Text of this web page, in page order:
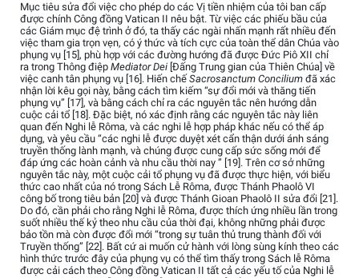
Mục tiêu sửa đổi việc cho phép do các Vị tiền nhiệm của tôi ban cấp
được chính Công đồng Vatican II nêu bật. Từ việc các phiếu bầu của
các Giám mục đệ trình ở đó, ta thấy các ngài nhấn mạnh rất nhiều đến
việc tham gia trọn vẹn, có ý thức và tích cực của toàn thể dân Chúa vào
phụng vụ [15], phù hợp với các đường hướng đã được Đức Piô XII chỉ
ra trong Thông điệp Mediator Dei [Đấng Trung gian của Thiên Chúa] về
việc canh tân phụng vụ [16]. Hiến chế Sacrosanctum Concilium đã xác
nhận lời kêu gọi này, bằng cách tìm kiếm “sự đổi mới và thăng tiến
phụng vụ” [17], và bằng cách chỉ ra các nguyên tắc nên hướng dẫn
cuộc cải tổ [18]. Đặc biệt, nó xác định rằng các nguyên tắc này liên
quan đến Nghi lễ Rôma, và các nghi lễ hợp pháp khác nếu có thể áp
dụng, và yêu cầu “các nghi lễ được duyệt xét cẩn thận dưới ánh sáng
truyền thống lành mạnh, và chúng được cung cấp sức sống mới để
đáp ứng các hoàn cảnh và nhu cầu thời nay ” [19]. Trên cơ sở những
nguyên tắc này, một cuộc cải tổ phụng vụ đã được thực hiện, với biểu
thức cao nhất của nó trong Sách Lễ Rôma, được Thánh Phaolô VI
công bố trong tiêu bản [20] và được Thánh Gioan Phaolô II sửa đổi [21].
Do đó, cần phải cho rằng Nghi lễ Rôma, được thích ứng nhiều lần trong
suốt nhiều thế kỷ theo nhu cầu của thời đại, không những phải được
bảo tồn mà còn được đổi mới “trong sự tuân thủ trung thành đối với
Truyền thống” [22]. Bất cứ ai muốn cử hành với lòng sùng kính theo các
hình thức trước đây của phụng vụ có thể tìm thấy trong Sách lễ Rôma
được cải cách theo Công đồng Vatican II tất cả các yếu tố của Nghi lễ